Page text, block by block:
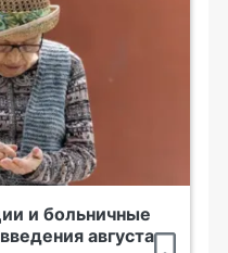
и больничные
августа